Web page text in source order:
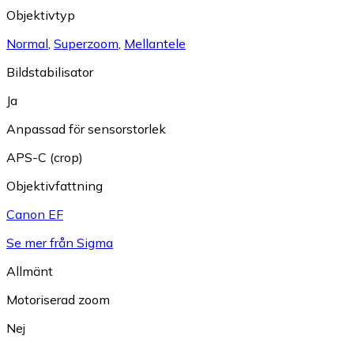
Objektivtyp
Normal, Superzoom, Mellantele
Bildstabilisator
Ja
Anpassad för sensorstorlek
APS-C (crop)
Objektivfattning
Canon EF
Se mer från Sigma
Allmänt
Motoriserad zoom
Nej